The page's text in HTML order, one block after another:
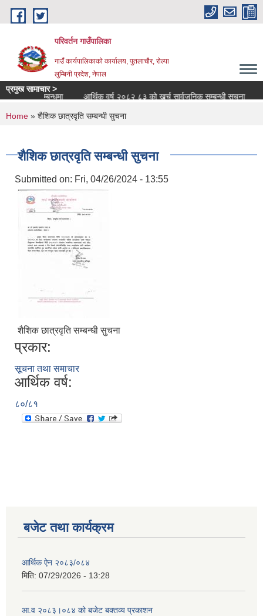
Skip to main content
परिवर्तन गाउँपालिका
गाउँ कार्यपालिकाको कार्यालय, पुतलाचौर, रोल्पा
लुम्बिनी प्रदेश, नेपाल
प्रमुख सामाचार >
सरुवा सम्बन्धमा
आर्थिक वर्ष २०८२ ८३ को खर्च सार्वजनिक सम्बन्धी सूचना
You are here
Home » शैशिक छात्रवृति सम्बन्धी सुचना
शैशिक छात्रवृति सम्बन्धी सुचना
Submitted on: Fri, 04/26/2024 - 13:55
शैशिक छात्रवृति सम्बन्धी सुचना
प्रकार:
सूचना तथा समाचार
आर्थिक वर्ष:
८०/८१
बजेट तथा कार्यक्रम
आर्थिक ऐन २०८३/०८४
मिति: 07/29/2026 - 13:28
आ.व २०८३।०८४ को बजेट बक्तव्य प्रकाशन